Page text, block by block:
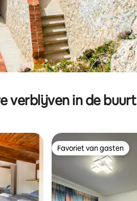
verblijven in de buurt
Favoriet van gasten
Favoriet van gasten